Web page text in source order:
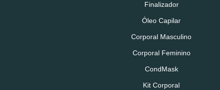
Finalizador
Óleo Capilar
Corporal Masculino
Corporal Feminino
CondMask
Kit Corporal